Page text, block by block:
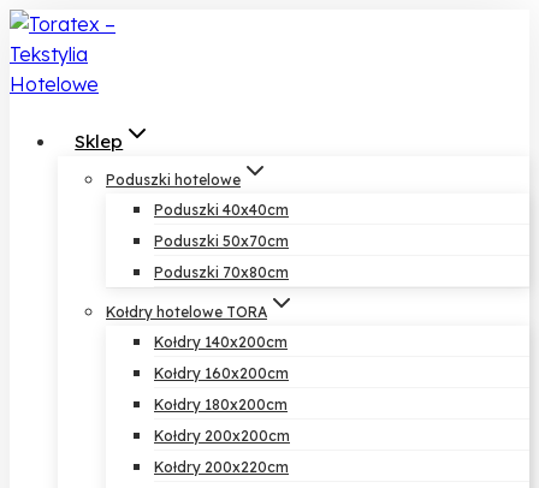
Przejdź
do
treści
Sklep
Poduszki hotelowe
Poduszki 40x40cm
Poduszki 50x70cm
Poduszki 70x80cm
Kołdry hotelowe TORA
Kołdry 140x200cm
Kołdry 160x200cm
Kołdry 180x200cm
Kołdry 200x200cm
Kołdry 200x220cm